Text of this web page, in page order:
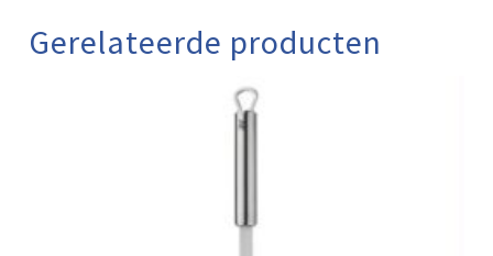
Gerelateerde producten